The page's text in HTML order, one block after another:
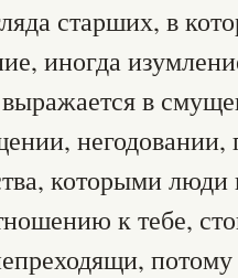
старших, в
иногда
в
которыми
к тебе,
потому